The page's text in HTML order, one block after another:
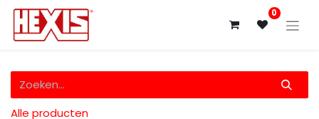
0
Alle producten